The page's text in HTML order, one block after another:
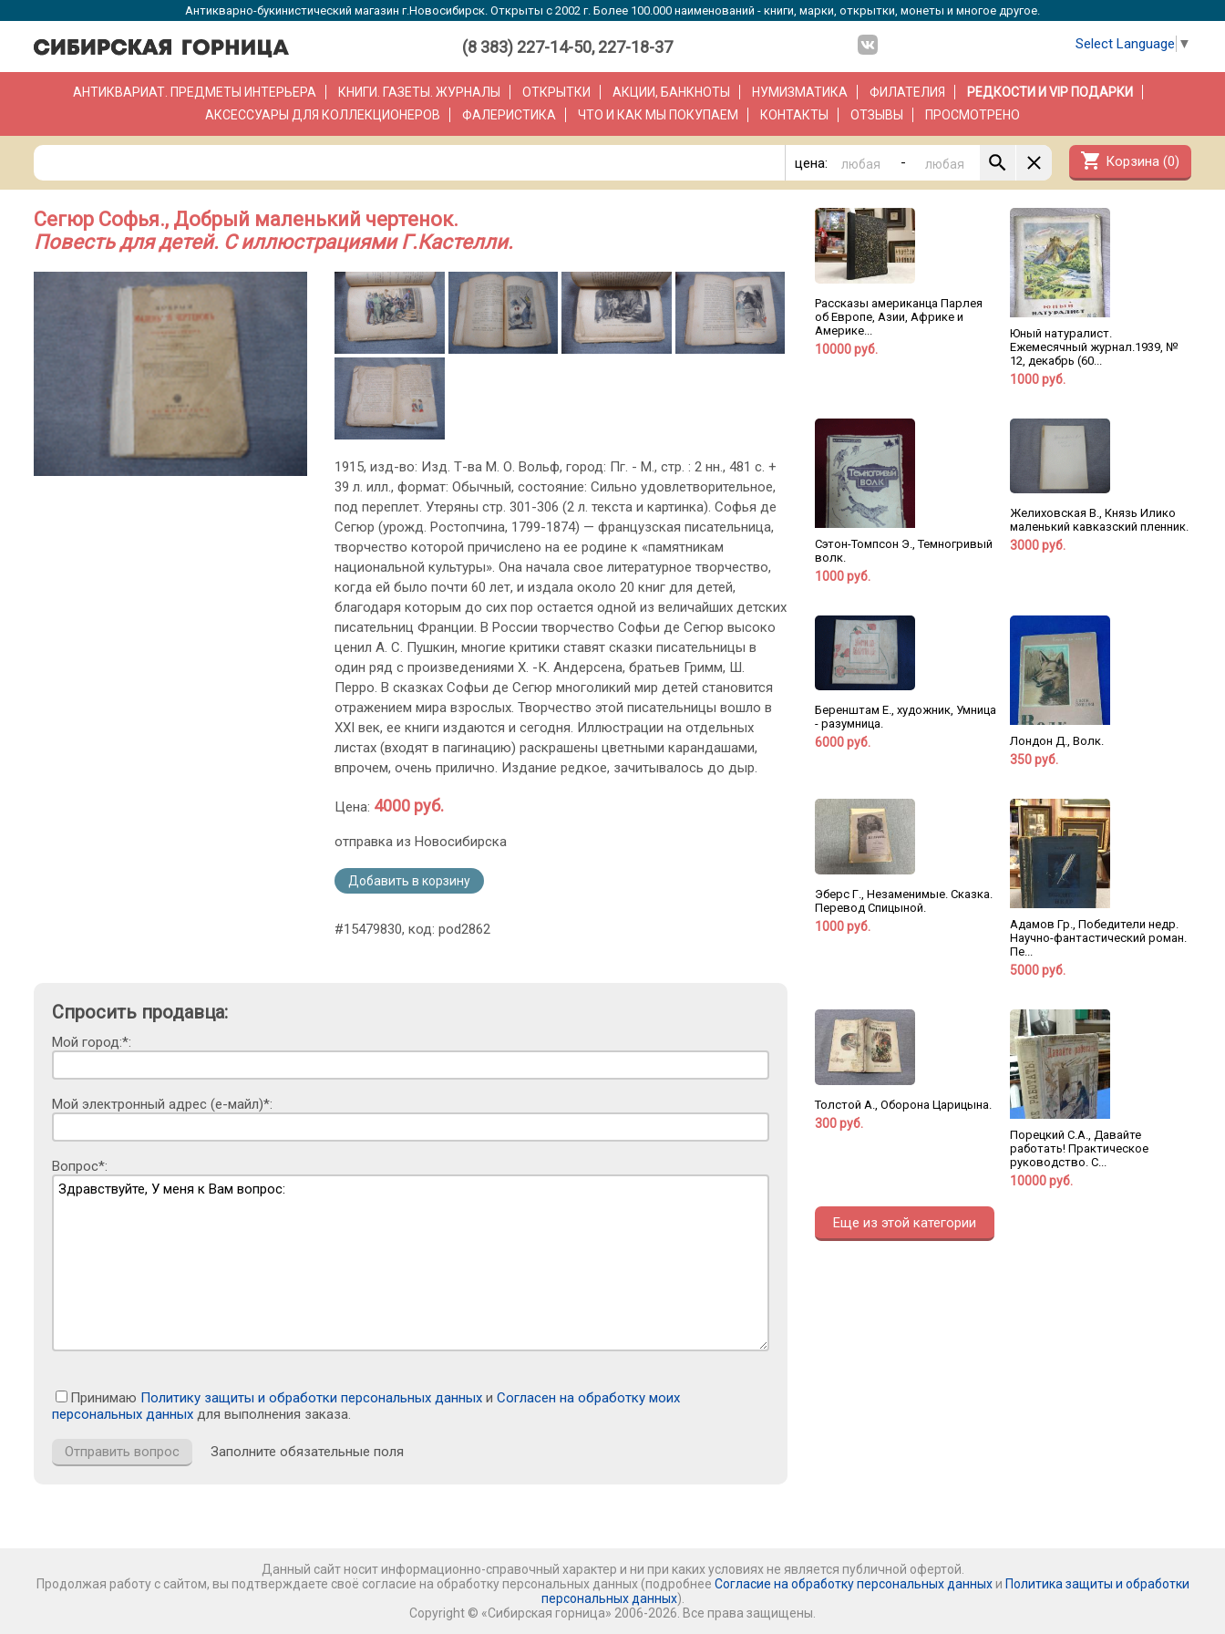
Антикварно-букинистический магазин г.Новосибирск. Открыты с 2002 г. Более 100.000 наименований - книги, марки, открытки, монеты и многое другое.
(8 383) 227-14-50, 227-18-37 Select Language ▼
АНТИКВАРИАТ. ПРЕДМЕТЫ ИНТЕРЬЕРА КНИГИ. ГАЗЕТЫ. ЖУРНАЛЫ ОТКРЫТКИ АКЦИИ, БАНКНОТЫ НУМИЗМАТИКА ФИЛАТЕЛИЯ
РЕДКОСТИ И VIP ПОДАРКИ
АКСЕССУАРЫ ДЛЯ КОЛЛЕКЦИОНЕРОВ
ФАЛЕРИСТИКА ЧТО И КАК МЫ ПОКУПАЕМ КОНТАКТЫ ОТЗЫВЫ ПРОСМОТРЕНО
цена: - shopping_cart Корзина (0)
Сегюр Софья., Добрый маленький чертенок.
Повесть для детей. С иллюстрациями Г.Кастелли.
1915, изд-во: Изд. Т-ва М. О. Вольф, город: Пг. - М., стр. : 2 нн., 481 с. +
39 л. илл., формат: Обычный, состояние: Сильно удовлетворительное,
под переплет. Утеряны стр. 301-306 (2 л. текста и картинка). Софья де
Сегюр (урожд. Ростопчина, 1799-1874) — французская писательница,
творчество которой причислено на ее родине к «памятникам
национальной культуры». Она начала свое литературное творчество,
когда ей было почти 60 лет, и издала около 20 книг для детей,
благодаря которым до сих пор остается одной из величайших детских
писательниц Франции. В России творчество Софьи де Сегюр высоко
ценил А. С. Пушкин, многие критики ставят сказки писательницы в
один ряд с произведениями Х. -К. Андерсена, братьев Гримм, Ш.
Перро. В сказках Софьи де Сегюр многоликий мир детей становится
отражением мира взрослых. Творчество этой писательницы вошло в
XXI век, ее книги издаются и сегодня. Иллюстрации на отдельных
листах (входят в пагинацию) раскрашены цветными карандашами,
впрочем, очень прилично. Издание редкое, зачитывалось до дыр.
Цена: 4000 руб.
отправка из Новосибирска
Добавить в корзину
#15479830, код: pod2862
Спросить продавца:
Мой город:*:
Мой электронный адрес (е-майл)*:
Вопрос*:
Принимаю Политику защиты и обработки персональных данных и Согласен на обработку моих
персональных данных для выполнения заказа.
Заполните обязательные поля
Рассказы американца Парлея
об Европе, Азии, Африке и
Америке...
10000 руб.
Юный натуралист.
Ежемесячный журнал.1939, №
12, декабрь (60...
1000 руб.
Сэтон-Томпсон Э., Темногривый
волк.
1000 руб.
Желиховская В., Князь Илико
маленький кавказский пленник.
3000 руб.
Беренштам Е., художник, Умница
- разумница.
6000 руб. Лондон Д., Волк.
350 руб.
Эберс Г., Незаменимые. Сказка.
Перевод Спицыной.
1000 руб.
Адамов Гр., Победители недр.
Научно-фантастический роман.
Пе...
5000 руб.
Толстой А., Оборона Царицына.
300 руб.
Порецкий С.А., Давайте
работать! Практическое
руководство. С...
10000 руб.
Еще из этой категории
Данный сайт носит информационно-справочный характер и ни при каких условиях не является публичной офертой.
Продолжая работу с сайтом, вы подтверждаете своё согласие на обработку персональных данных (подробнее Согласие на обработку персональных данныхи Политика защиты и обработки
персональных данных).
Copyright © «Сибирская горница» 2006-2026. Все права защищены.